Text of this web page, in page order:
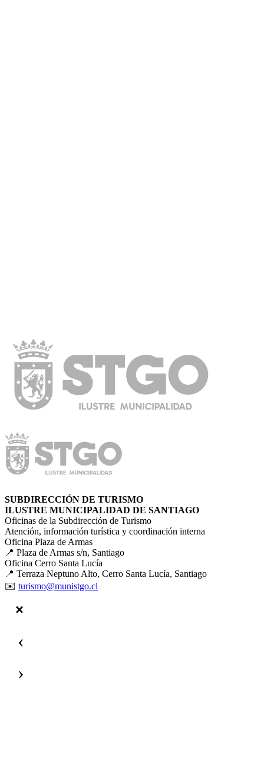
SUBDIRECCIÓN DE TURISMO
ILUSTRE MUNICIPALIDAD DE SANTIAGO
Oficinas de la Subdirección de Turismo
Atención, información turística y coordinación interna
Oficina Plaza de Armas
📍 Plaza de Armas s/n, Santiago
Oficina Cerro Santa Lucía
📍 Terraza Neptuno Alto, Cerro Santa Lucía, Santiago
✉️ turismo@munistgo.cl
‹
›